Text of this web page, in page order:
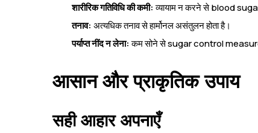
शारीरिक गतिविधि की कमी:व्यायाम न करने से blood
तनाव: अत्यधिक तनाव से हार्मोनल असंतुलन होता है।
पर्याप्त नींद न लेना:कम सोने से sugar control
आसान और प्राकृतिक उपाय
सही आहार अपनाएँ